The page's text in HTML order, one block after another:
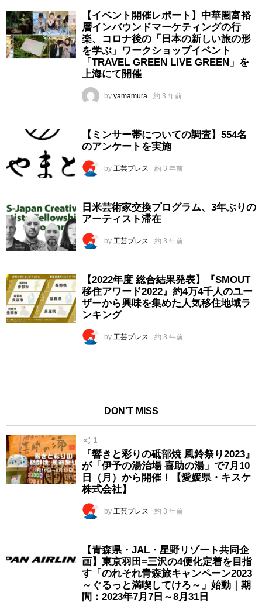
【イベント開催レポート】中華圏富裕
層インバウンドマーケティングの行
楽、コロナ後の「日本の新しい旅の形
を学ぶ」ワークショップイベント
「TRAVEL GREEN LIVE GREEN」を
上海にて開催
by yamamura 約 3 年前
【ミンサー帯についての調査】554名
のアンケートを実施
by 工芸プレス 約 3 年前
日米芸術家交換プログラム、3年ぶりの
アーティスト滞在
by 工芸プレス 約 3 年前
【2022年度 総合結果発表】『SMOUT
移住アワード2022』約4万4千人のユー
ザーから興味を集めた人気移住地域ラ
ンキング
by 工芸プレス 約 3 年前
DON'T MISS
1
『響きと彩りの砥部焼 風鈴祭り2023』
が「伊予の湯治場 喜助の湯」で7月10
日（月）から開催！【愛媛県・キスケ
株式会社】
by 工芸プレス 約 3 年前
【青森県・JAL・星野リゾート共同企
画】東京羽田=三沢の4便化定着を目指
す「のれそれ青森旅キャンペーン2023
～ぐるっと満喫してけろ～」始動｜期
間：2023年7月7日～8月31日